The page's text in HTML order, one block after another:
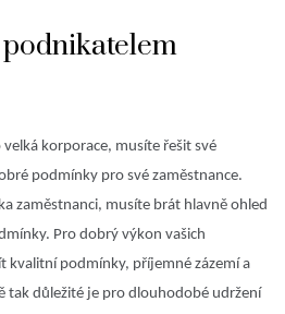
korporace, musíte řešit své
podmínky pro své zaměstnance.
zaměstnanci, musíte brát hlavně ohled
Pro dobrý výkon vašich
kvalitní podmínky, příjemné zázemí a
tak důležité je pro dlouhodobé udržení